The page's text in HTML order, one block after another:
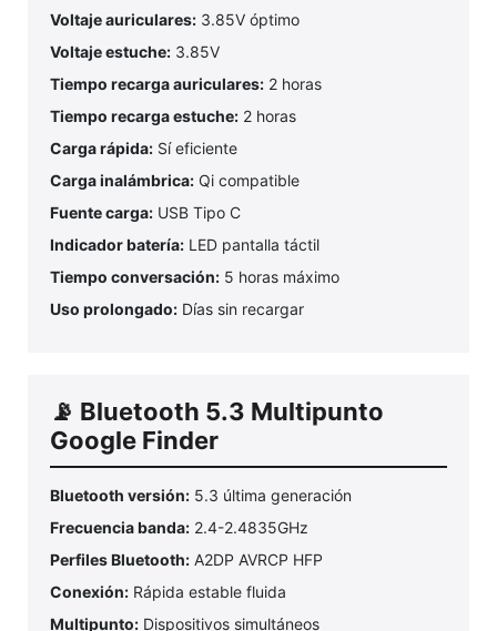
Voltaje auriculares: 3.85V óptimo
Voltaje estuche: 3.85V
Tiempo recarga auriculares: 2 horas
Tiempo recarga estuche: 2 horas
Carga rápida: Sí eficiente
Carga inalámbrica: Qi compatible
Fuente carga: USB Tipo C
Indicador batería: LED pantalla táctil
Tiempo conversación: 5 horas máximo
Uso prolongado: Días sin recargar
📡 Bluetooth 5.3 Multipunto
Google Finder
Bluetooth versión: 5.3 última generación
Frecuencia banda: 2.4-2.4835GHz
Perfiles Bluetooth: A2DP AVRCP HFP
Conexión: Rápida estable fluida
Multipunto: Dispositivos simultáneos